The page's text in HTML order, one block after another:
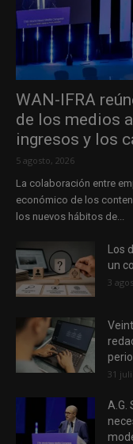
WAN-IFRA
de los medios
ingresos y los
5 agosto, 2026
La colaboración entre
económico de los
los nuevos hábitos de...
un
3
31
A.G.